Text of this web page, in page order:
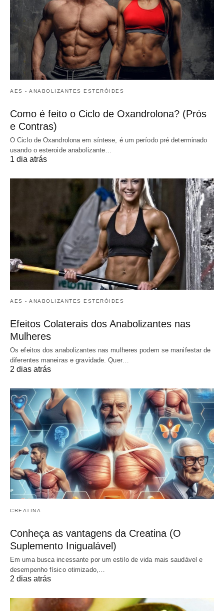
AES - ANABOLIZANTES ESTERÓIDES
Como é feito o Ciclo de Oxandrolona? (Prós
e Contras)
O Ciclo de Oxandrolona em síntese, é um período pré determinado
usando o esteroide anabolizante…
1 dia atrás
AES - ANABOLIZANTES ESTERÓIDES
Efeitos Colaterais dos Anabolizantes nas
Mulheres
Os efeitos dos anabolizantes nas mulheres podem se manifestar de
diferentes maneiras e gravidade. Quer…
2 dias atrás
CREATINA
Conheça as vantagens da Creatina (O
Suplemento Inigualável)
Em uma busca incessante por um estilo de vida mais saudável e
desempenho físico otimizado,…
2 dias atrás